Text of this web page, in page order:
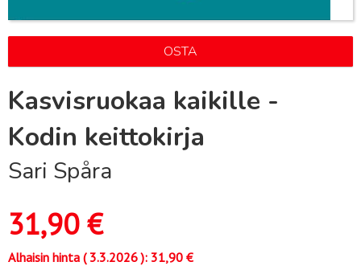
OSTA
Kasvisruokaa kaikille -
Kodin keittokirja
Sari Spåra
31,90€
Alhaisin hinta (3.3.2026): 31,90 €